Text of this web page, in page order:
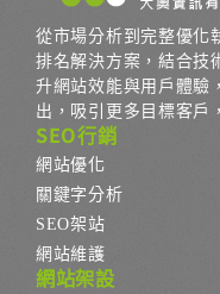
從市場分析到完整優化
排名解決方案，結合技
升網站效能與用戶體驗
出，吸引更多目標客戶
SEO行銷
網站優化
關鍵字分析
SEO架站
網站維護
網站架設